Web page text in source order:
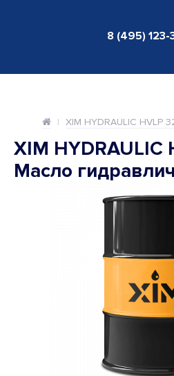
8 (495) 123-
XIM HYDRAULIC HVLP
XIM HYDRAULIC
Масло